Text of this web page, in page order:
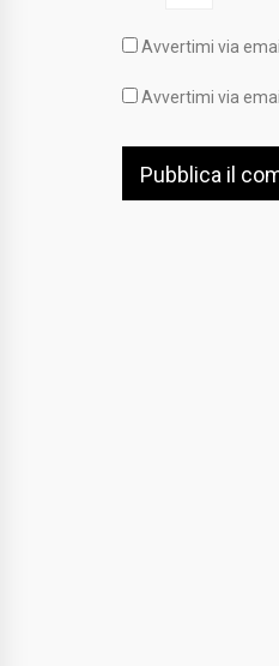
Avvertimi via
Avvertimi via